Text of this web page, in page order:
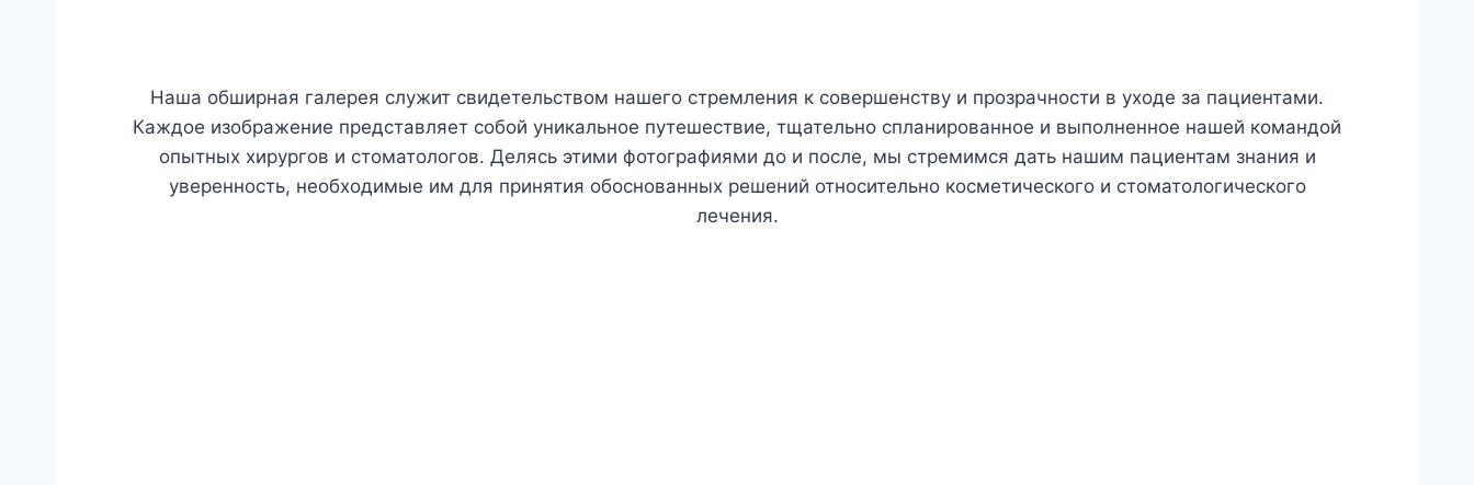
Наша обширная галерея служит свидетельством нашего стремления к совершенству и прозрачности в уходе за пациентами.
Каждое изображение представляет собой уникальное путешествие, тщательно спланированное и выполненное нашей командой
опытных хирургов и стоматологов. Делясь этими фотографиями до и после, мы стремимся дать нашим пациентам знания и
уверенность, необходимые им для принятия обоснованных решений относительно косметического и стоматологического
лечения.